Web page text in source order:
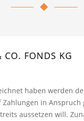
CO. FONDS KG
haben werden
in Anspruch
aussetzen will.